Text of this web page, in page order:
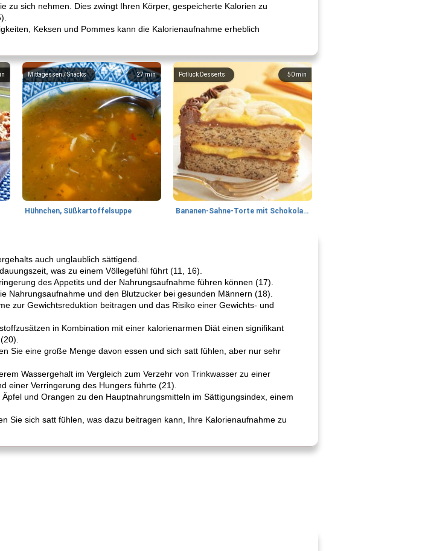
zu sich nehmen. Dies zwingt Ihren Körper, gespeicherte Kalorien zu
Keksen und Pommes kann die Kalorienaufnahme erheblich
27min
Mittagessen / Snacks
Hühnchen, Süßkartoffelsuppe
50 min
Potluck Desserts
Bananen-Sahne-Torte mit Schokoladenglasur
auch unglaublich sättigend.
was zu einem Völlegefühl führt (11, 16).
des Appetits und der Nahrungsaufnahme führen können (17).
Nahrungsaufnahme und den Blutzucker bei gesunden Männern (18).
zur Gewichtsreduktion beitragen und das Risiko einer Gewichts- und
in Kombination mit einer kalorienarmen Diät einen signifikant
Sie eine große Menge davon essen und sich satt fühlen, aber nur sehr
Wassergehalt im Vergleich zum Verzehr von Trinkwasser zu einer
einer Verringerung des Hungers führte (21).
und Orangen zu den Hauptnahrungsmitteln im Sättigungsindex, einem
Sie sich satt fühlen, was dazu beitragen kann, Ihre Kalorienaufnahme zu